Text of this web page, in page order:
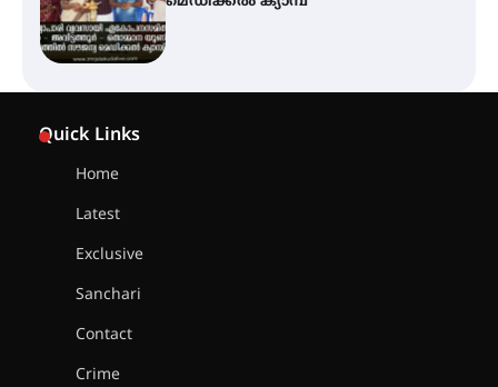
തുടക്കമായി
Quick Links
Home
Latest
Exclusive
Sanchari
Contact
Crime